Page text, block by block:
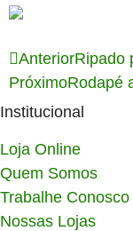
AnteriorRipado
PróximoRodapé
Institucional
Loja Online
Quem Somos
Trabalhe Conosco
Nossas Lojas